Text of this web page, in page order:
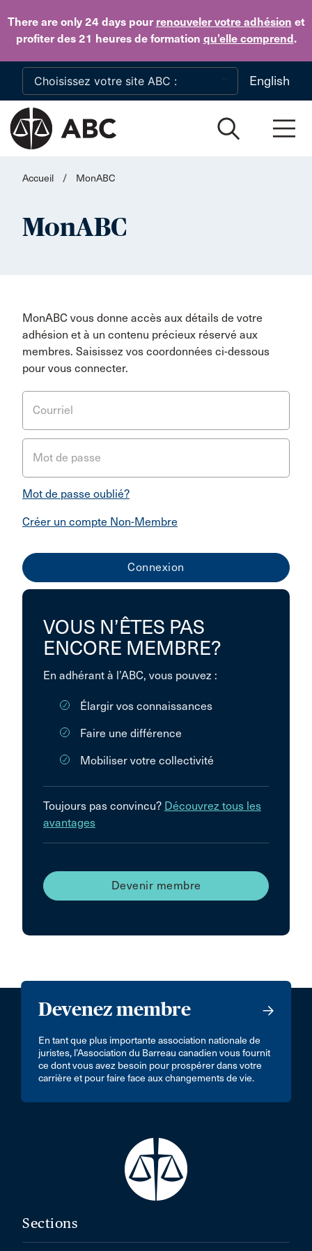
There are only 24 dayspour renouveler votre adhésion et
profiter des 21 heures de formation qu’elle comprend.
Skip to main content
English
Accueil / MonABC
MonABC
MonABC vous donne accès aux détails de votre
adhésion et à un contenu précieux réservé aux
membres. Saisissez vos coordonnées ci-dessous
pour vous connecter.
Courriel
Mot de passe
Mot de passe oublié?
Créer un compte Non-Membre
VOUS N’ÊTES PAS
ENCORE MEMBRE?
En adhérant à l’ABC, vous pouvez :
Élargir vos connaissances
Faire une différence
Mobiliser votre collectivité
Toujours pas convincu? Découvrez tous les
avantages
Devenir membre
Devenez membre
En tant que plus importante association nationale de
juristes, l’Association du Barreau canadien vous fournit
ce dont vous avez besoin pour prospérer dans votre
carrière et pour faire face aux changements de vie.
Sections